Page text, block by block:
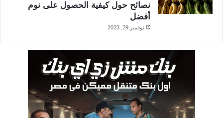
نصائح حول كيفية الحصول على نوم
أفضل
نوفمبر 29, 2023